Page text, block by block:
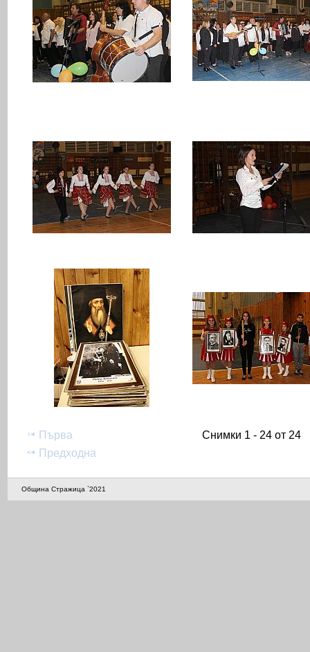
Първа
Предходна
Снимки 1 - 24 от 24
Община Стражица `2021